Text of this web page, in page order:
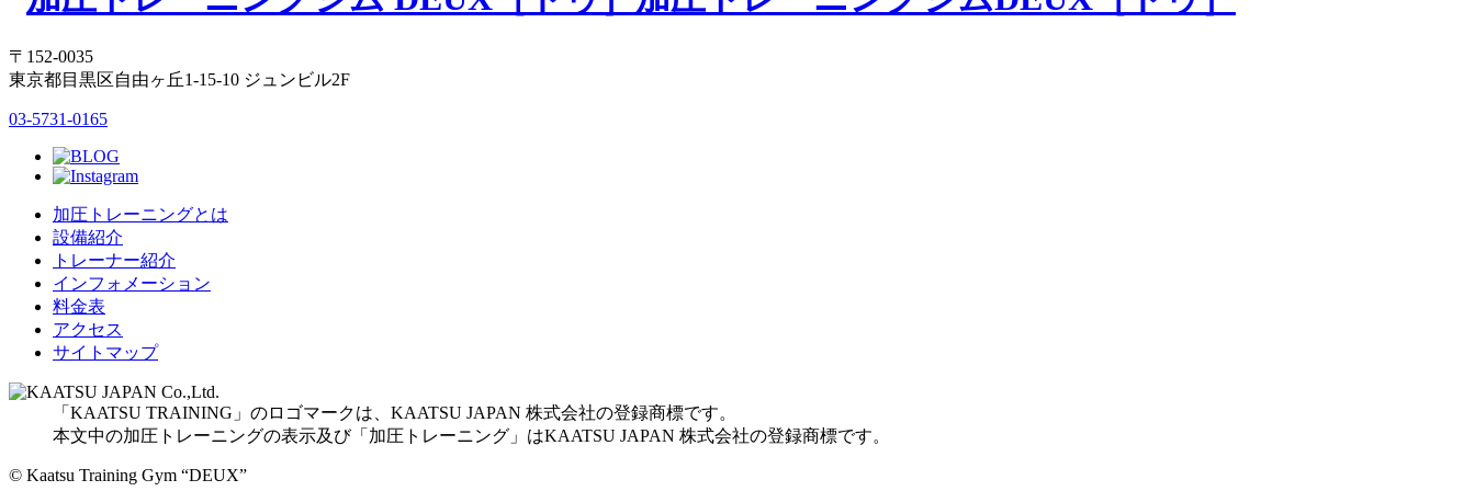
〒152-0035
東京都目黒区自由ヶ丘1-15-10 ジュンビル2F
03-5731-0165
加圧トレーニングとは
設備紹介
トレーナー紹介
インフォメーション
料金表
アクセス
サイトマップ
「KAATSU TRAINING」のロゴマークは、KAATSU JAPAN 株式会社の登録商標です。
本文中の加圧トレーニングの表示及び「加圧トレーニング」はKAATSU JAPAN 株式会社の登録商標です。
© Kaatsu Training Gym “DEUX”